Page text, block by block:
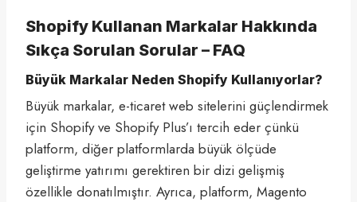
Shopify Kullanan Markalar Hakkında
Sıkça Sorulan Sorular – FAQ
Büyük Markalar Neden Shopify Kullanıyorlar?
Büyük markalar, e-ticaret web sitelerini güçlendirmek
için Shopify ve Shopify Plus’ı tercih eder çünkü
platform, diğer platformlarda büyük ölçüde
geliştirme yatırımı gerektiren bir dizi gelişmiş
özellikle donatılmıştır. Ayrıca, platform, Magento